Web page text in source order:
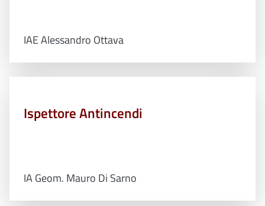
IAE Alessandro Ottava
Ispettore Antincendi
IA Geom. Mauro Di Sarno